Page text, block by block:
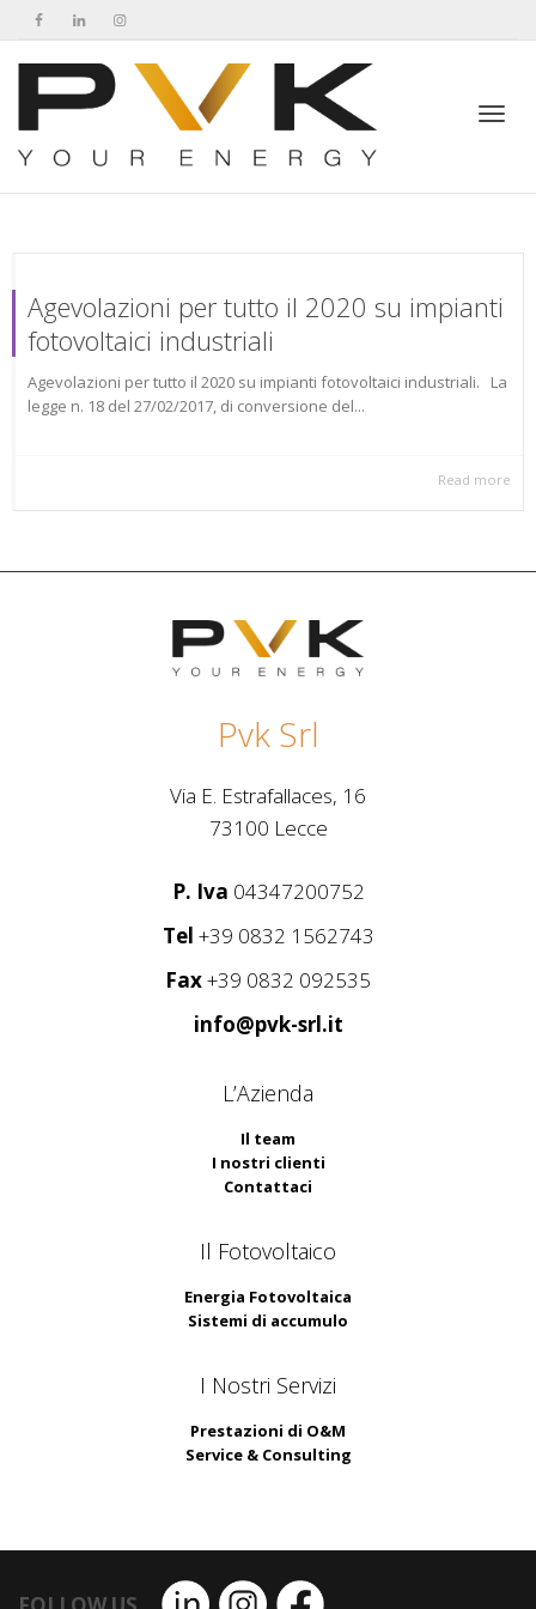
Agevolazioni per tutto il 2020 su impianti
fotovoltaici industriali
Agevolazioni per tutto il 2020 su impianti fotovoltaici industriali. La
legge n. 18 del 27/02/2017, di conversione del...
Read more
Pvk Srl
Via E. Estrafallaces, 16
73100 Lecce
P. Iva 04347200752
Tel +39 0832 1562743
Fax+39 0832 092535
info@pvk-srl.it
L’Azienda
Il team
I nostri clienti
Contattaci
Il Fotovoltaico
Energia Fotovoltaica
Sistemi di accumulo
I Nostri Servizi
Prestazioni di O&M
Service & Consulting